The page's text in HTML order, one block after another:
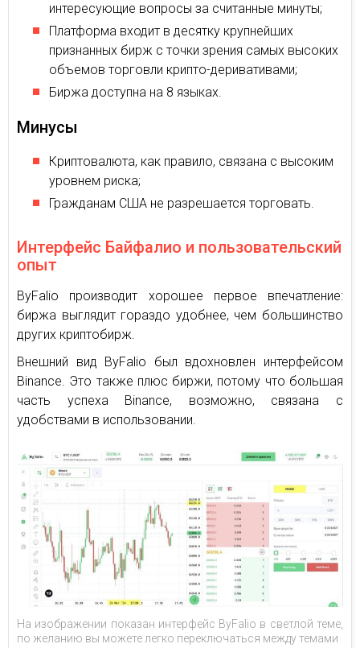
интересующие вопросы за считанные минуты;
Платформа входит в десятку крупнейших
признанных бирж с точки зрения самых высоких
объемов торговли крипто-деривативами;
Биржа доступна на 8 языках.
Минусы
Криптовалюта, как правило, связана с высоким
уровнем риска;
Гражданам США не разрешается торговать.
Интерфейс Байфалио и пользовательский
опыт
ByFalio производит хорошее первое впечатление:
биржа выглядит гораздо удобнее, чем большинство
других криптобирж.
Внешний вид ByFalio был вдохновлен интерфейсом
Binance. Это также плюс биржи, потому что большая
часть успеха Binance, возможно, связана с
удобствами в использовании.
На изображении показан интерфейс ByFalio в светлой теме,
по желанию вы можете легко переключаться между темами